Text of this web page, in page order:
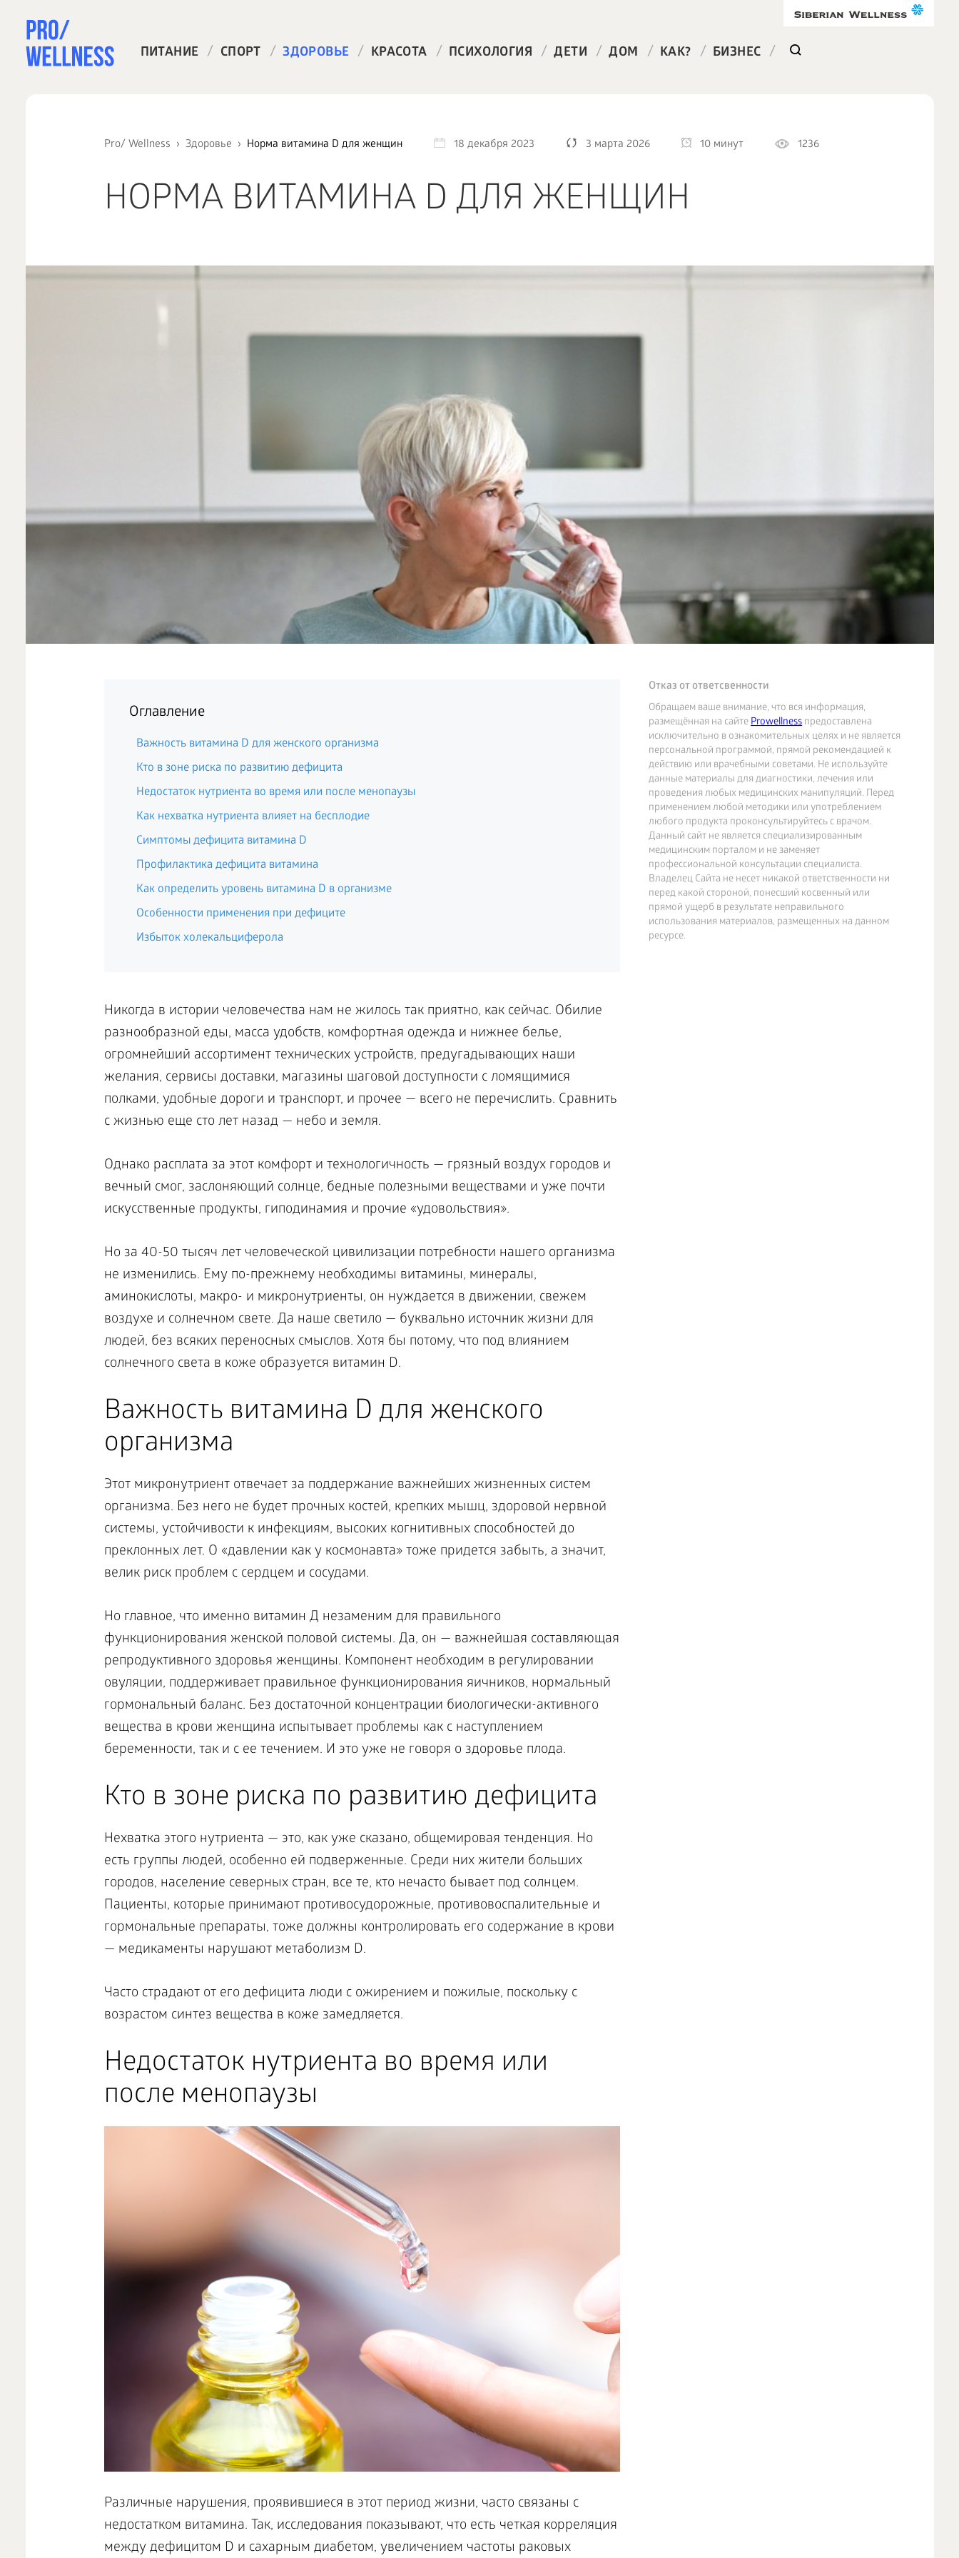
ПИТАНИЕ / СПОРТ / ЗДОРОВЬЕ / КРАСОТА / ПСИХОЛОГИЯ / ДЕТИ / ДОМ / КАК? / БИЗНЕС /
Pro/ Wellness Здоровье Норма витамина D для женщин 18 декабря 2023 3 марта 2026 10 минут 1236
НОРМА ВИТАМИНА D ДЛЯ ЖЕНЩИН
Отказ от ответсвенности
Обращаем ваше внимание, что вся информация,
размещённая на сайтеProwellnessпредоставлена
исключительно в ознакомительных целях и не является
персональной программой, прямой рекомендацией к
действию или врачебными советами. Не используйте
данные материалы для диагностики, лечения или
проведения любых медицинских манипуляций. Перед
применением любой методики или употреблением
любого продукта проконсультируйтесь с врачом.
Данный сайт не является специализированным
медицинским порталом и не заменяет
профессиональной консультации специалиста.
Владелец Сайта не несет никакой ответственности ни
перед какой стороной, понесший косвенный или
прямой ущерб в результате неправильного
использования материалов, размещенных на данном
ресурсе.
Оглавление
Важность витамина D для женского организма
Кто в зоне риска по развитию дефицита
Недостаток нутриента во время или после менопаузы
Как нехватка нутриента влияет на бесплодие
Симптомы дефицита витамина D
Профилактика дефицита витамина
Как определить уровень витамина D в организме
Особенности применения при дефиците
Избыток холекальциферола
Никогда в истории человечества нам не жилось так приятно, как сейчас. Обилие
разнообразной еды, масса удобств, комфортная одежда и нижнее белье,
огромнейший ассортимент технических устройств, предугадывающих наши
желания, сервисы доставки, магазины шаговой доступности с ломящимися
полками, удобные дороги и транспорт, и прочее — всего не перечислить. Сравнить
с жизнью еще сто лет назад — небо и земля.
Однако расплата за этот комфорт и технологичность — грязный воздух городов и
вечный смог, заслоняющий солнце, бедные полезными веществами и уже почти
искусственные продукты, гиподинамия и прочие «удовольствия».
Но за 40-50 тысяч лет человеческой цивилизации потребности нашего организма
не изменились. Ему по-прежнему необходимы витамины, минералы,
аминокислоты, макро- и микронутриенты, он нуждается в движении, свежем
воздухе и солнечном свете. Да наше светило — буквально источник жизни для
людей, без всяких переносных смыслов. Хотя бы потому, что под влиянием
солнечного света в коже образуется витамин D.
Важность витамина D для женского
организма
Этот микронутриент отвечает за поддержание важнейших жизненных систем
организма. Без него не будет прочных костей, крепких мышц, здоровой нервной
системы, устойчивости к инфекциям, высоких когнитивных способностей до
преклонных лет. О «давлении как у космонавта» тоже придется забыть, а значит,
велик риск проблем с сердцем и сосудами.
Но главное, что именно витамин Д незаменим для правильного
функционирования женской половой системы. Да, он — важнейшая составляющая
репродуктивного здоровья женщины. Компонент необходим в регулировании
овуляции, поддерживает правильное функционирования яичников, нормальный
гормональный баланс. Без достаточной концентрации биологически-активного
вещества в крови женщина испытывает проблемы как с наступлением
беременности, так и с ее течением. И это уже не говоря о здоровье плода.
Кто в зоне риска по развитию дефицита
Нехватка этого нутриента — это, как уже сказано, общемировая тенденция. Но
есть группы людей, особенно ей подверженные. Среди них жители больших
городов, население северных стран, все те, кто нечасто бывает под солнцем.
Пациенты, которые принимают противосудорожные, противовоспалительные и
гормональные препараты, тоже должны контролировать его содержание в крови
— медикаменты нарушают метаболизм D.
Часто страдают от его дефицита люди с ожирением и пожилые, поскольку с
возрастом синтез вещества в коже замедляется.
Недостаток нутриента во время или
после менопаузы
Различные нарушения, проявившиеся в этот период жизни, часто связаны с
недостатком витамина. Так, исследования показывают, что есть четкая корреляция
между дефицитом D и сахарным диабетом, увеличением частоты раковых